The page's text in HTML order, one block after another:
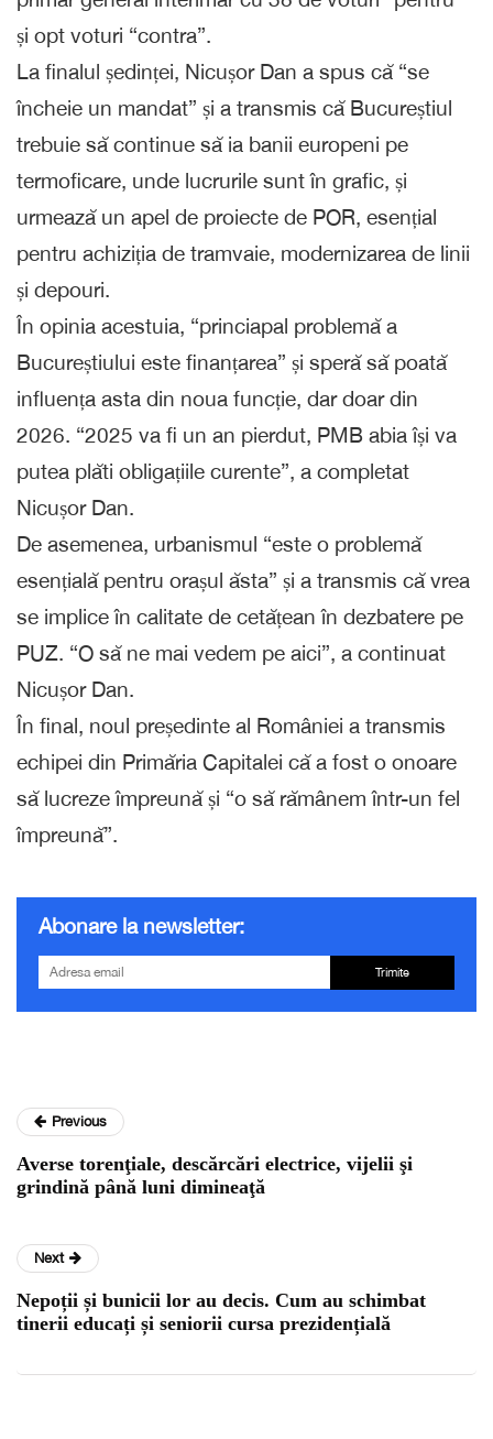
și opt voturi “contra”.
La finalul ședinței, Nicușor Dan a spus că “se
încheie un mandat” și a transmis că Bucureștiul
trebuie să continue să ia banii europeni pe
termoficare, unde lucrurile sunt în grafic, și
urmează un apel de proiecte de POR, esențial
pentru achiziția de tramvaie, modernizarea de linii
și depouri.
În opinia acestuia, “princiapal problemă a
Bucureștiului este finanțarea” și speră să poată
influența asta din noua funcție, dar doar din
2026. “2025 va fi un an pierdut, PMB abia își va
putea plăti obligațiile curente”, a completat
Nicușor Dan.
De asemenea, urbanismul “este o problemă
esențială pentru orașul ăsta” și a transmis că vrea
se implice în calitate de cetățean în dezbatere pe
PUZ. “O să ne mai vedem pe aici”, a continuat
Nicușor Dan.
În final, noul președinte al României a transmis
echipei din Primăria Capitalei că a fost o onoare
să lucreze împreună și “o să rămânem într-un fel
împreună”.
Abonare la newsletter:
Trimite
Previous
Averse torenţiale, descărcări electrice, vijelii şi
grindină până luni dimineaţă
Next
Nepoții și bunicii lor au decis. Cum au schimbat
tinerii educați și seniorii cursa prezidențială